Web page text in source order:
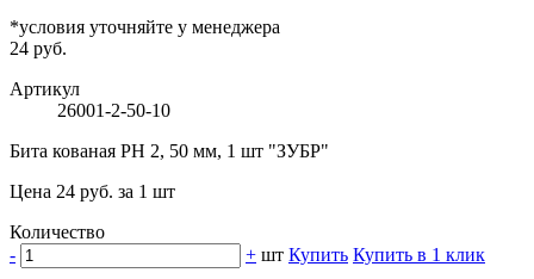
*условия уточняйте у менеджера
24 руб.
Артикул
26001-2-50-10
Бита кованая РН 2, 50 мм, 1 шт "ЗУБР"
Цена 24 руб. за 1 шт
Количество
-
+ шт Купить Купить в 1 клик